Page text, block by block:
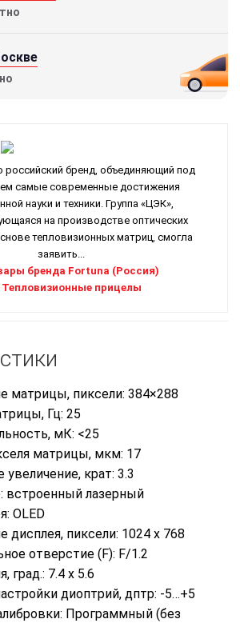
российский бренд, объединяющий под
самые современные достижения
науки и техники. Группа «ЦЭК»,
на производстве оптических
тепловизионных матриц, смогла
заявить...
бренда Fortuna (Россия)
Тепловизионные прицелы
матрицы, пиксели: 384×288
Гц: 25
мК: <25
матрицы, мкм: 17
увеличение, крат: 3.3
встроенный лазерный
OLED
дисплея, пиксели: 1024 х 768
отверстие (F): F/1.2
град.: 7.4 х 5.6
диоптрий, дптр: -5…+5
Программный (без